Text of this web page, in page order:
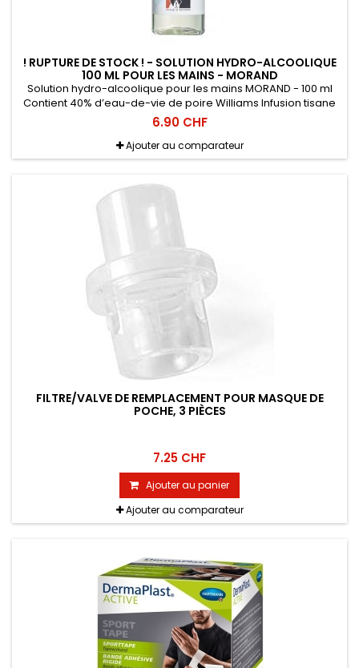
! RUPTURE DE STOCK ! - SOLUTION HYDRO-ALCOOLIQUE
100 ML POUR LES MAINS - MORAND
Solution hydro-alcoolique pour les mains MORAND - 100 ml
Contient 40% d’eau-de-vie de poire Williams Infusion tisane
Bio Menthe du Grand-St-Bernard 8 kg de poire du Valais au
6.90 CHF
Ajouter au comparateur
FILTRE/VALVE DE REMPLACEMENT POUR MASQUE DE
POCHE, 3 PIÈCES
7.25 CHF
Ajouter au panier
Ajouter au comparateur